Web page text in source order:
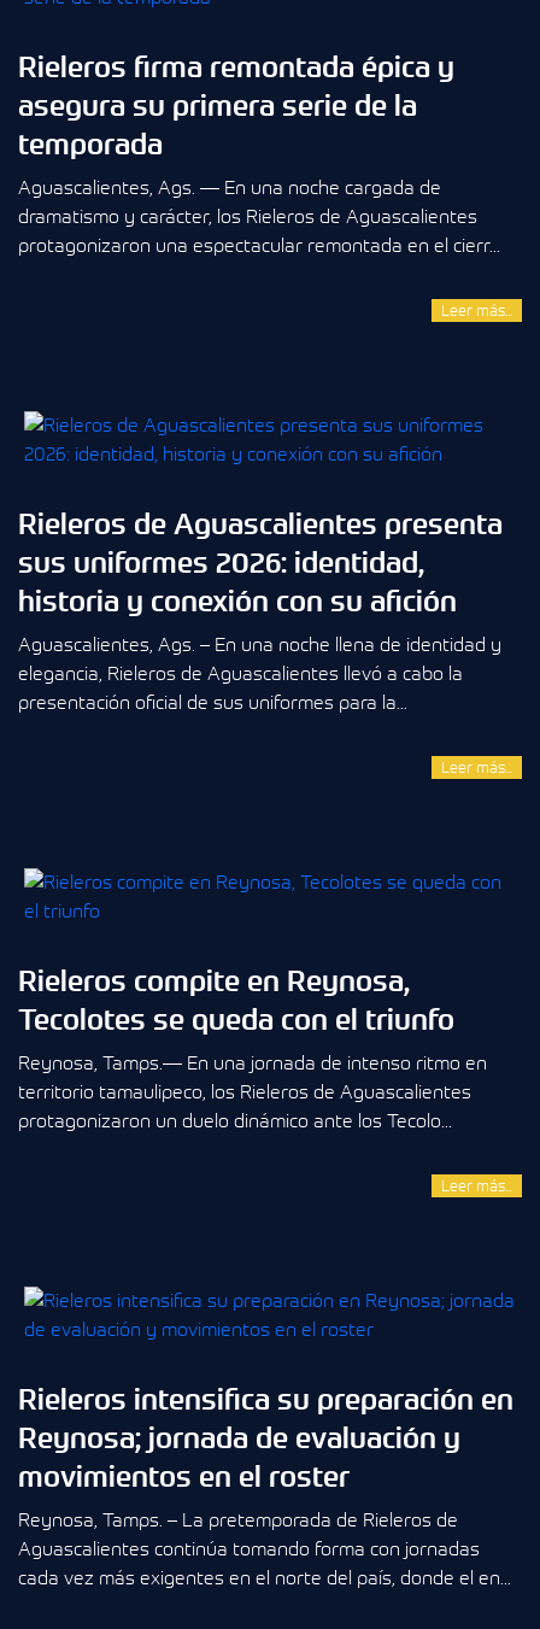
Rieleros firma remontada épica y
asegura su primera serie de la
temporada
Aguascalientes, Ags. — En una noche cargada de
dramatismo y carácter, los Rieleros de Aguascalientes
protagonizaron una espectacular remontada en el cierr...
Leer más...
Rieleros de Aguascalientes presenta
sus uniformes 2026: identidad,
historia y conexión con su afición
Aguascalientes, Ags. – En una noche llena de identidad y
elegancia, Rieleros de Aguascalientes llevó a cabo la
presentación oficial de sus uniformes para la...
Leer más...
Rieleros compite en Reynosa,
Tecolotes se queda con el triunfo
Reynosa, Tamps.— En una jornada de intenso ritmo en
territorio tamaulipeco, los Rieleros de Aguascalientes
protagonizaron un duelo dinámico ante los Tecolo...
Leer más...
Rieleros intensifica su preparación en
Reynosa; jornada de evaluación y
movimientos en el roster
Reynosa, Tamps. – La pretemporada de Rieleros de
Aguascalientes continúa tomando forma con jornadas
cada vez más exigentes en el norte del país, donde el en...